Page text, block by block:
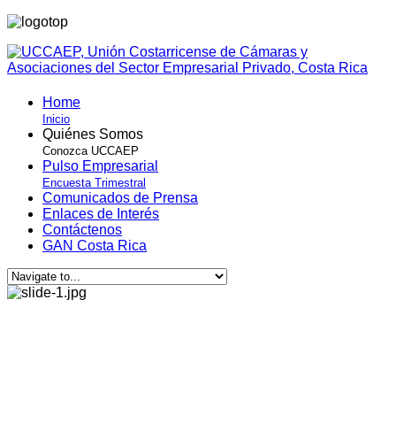
Home
Inicio
Quiénes Somos
Conozca UCCAEP
Pulso Empresarial
Encuesta Trimestral
Comunicados de Prensa
Enlaces de Interés
Contáctenos
GAN Costa Rica